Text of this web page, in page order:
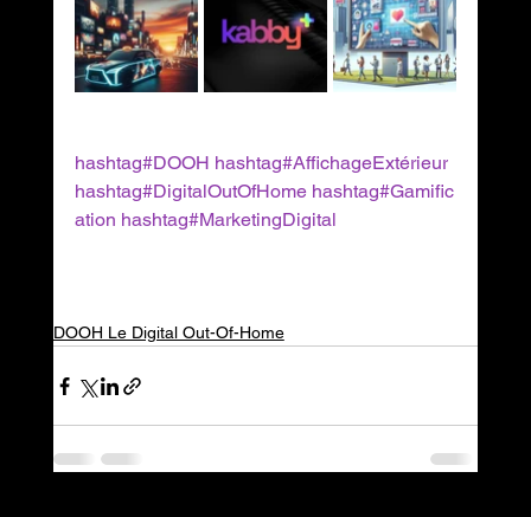
hashtag#DOOH hashtag#AffichageExtérieur
hashtag#DigitalOutOfHome hashtag#Gamific
ation hashtag#MarketingDigital
DOOH Le Digital Out-Of-Home